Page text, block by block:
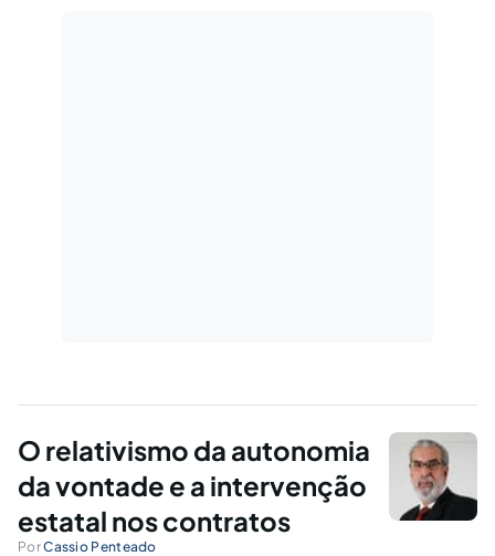
O relativismo da autonomia
da vontade e a intervenção
estatal nos contratos
PorCassio Penteado